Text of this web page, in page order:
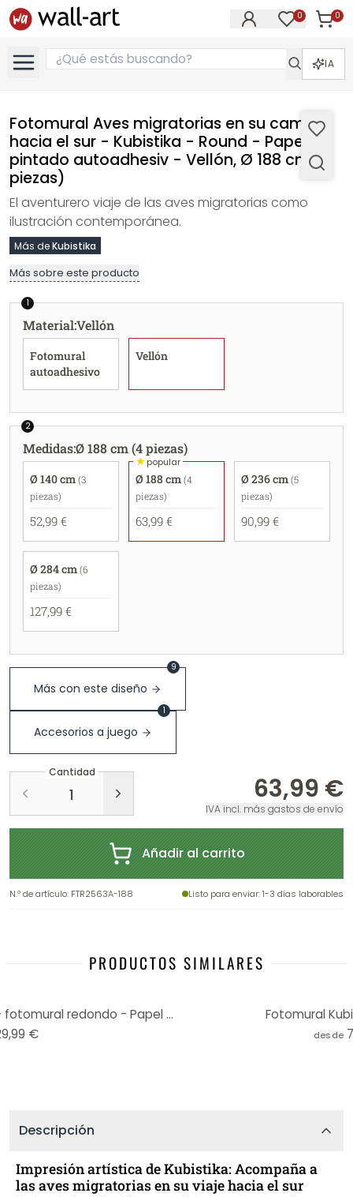
0 0
IA
Fotomural Aves migratorias en su camino
hacia el sur - Kubistika - Round - Papel
pintado autoadhesiv - Vellón, Ø 188 cm (4
piezas)
El aventurero viaje de las aves migratorias como
ilustración contemporánea.
Más deKubistika
Más sobre este producto
1
Material:Vellón
Fotomural
autoadhesivo
Vellón
2
Medidas:Ø 188 cm (4 piezas)
Ø 140 cm (3
piezas)
52,99 €
★popular
Ø 188 cm (4
piezas)
63,99 €
Ø 236 cm (5
piezas)
90,99 €
Ø 284 cm (6
piezas)
127,99 €
Más con este diseño
9
Accesorios a juego
1
Cantidad
63,99 €
IVA incl. más gastos de envío
Añadir al carrito
N.º de artículo: FTR2563A-188 Listo para enviar: 1-3 días laborables
PRODUCTOS SIMILARES
Cubistika - Peces de colores - fotomural redondo - Papel pintado autoadhesivo/no tejido
€
Fotomural
desde
Descripción
Impresión artística de Kubistika: Acompaña a
las aves migratorias en su viaje hacia el sur